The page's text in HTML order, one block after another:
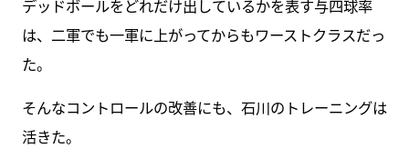
デッドボールをどれだけ出しているかを表す与四球率
は、二軍でも一軍に上がってからもワーストクラスだっ
た。
そんなコントロールの改善にも、石川のトレーニングは
活きた。